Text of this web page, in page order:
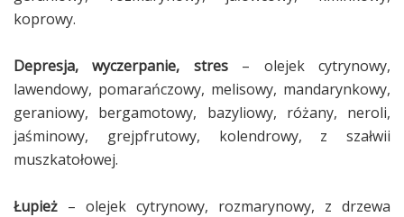
koprowy.
Depresja, wyczerpanie, stres– olejek
cytrynowy,
lawendowy, pomarańczowy, melisowy, mandarynkowy,
geraniowy, bergamotowy, bazyliowy, różany, neroli,
jaśminowy, grejpfrutowy, kolendrowy, z szałwii
muszkatołowej.
Łupież – olejek cytrynowy, rozmarynowy, z drzewa